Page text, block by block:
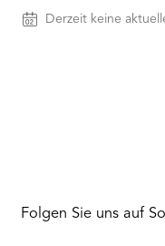
Vorstellungen
Derzeit keine
Folgen Sie uns auf